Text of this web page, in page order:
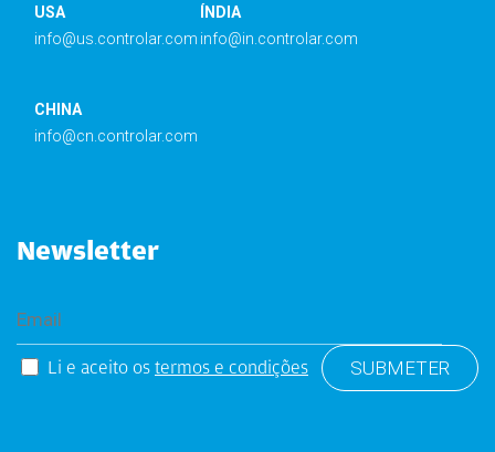
USA
info@us.controlar.com
ÍNDIA
info@in.controlar.com
CHINA
info@cn.controlar.com
Newsletter
Li e aceito os termos e condições